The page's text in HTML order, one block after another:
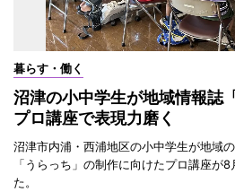
暮らす・働く
沼津の小中学生が地域情報誌
プロ講座で表現力磨く
沼津市内浦・西浦地区の小中学生が地域
「うらっち」の制作に向けたプロ講座が
た。